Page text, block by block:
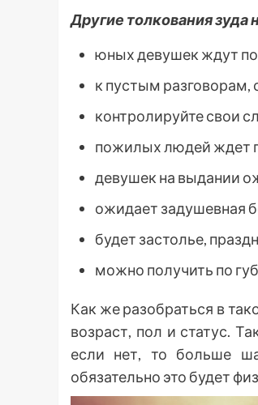
Другие толкования зуда
юных девушек ждут
к пустым разговорам,
контролируйте свои
пожилых людей ждет
девушек на выдании
ожидает задушевная
будет застолье,
можно получить по
Как же разобраться в
возраст, пол и статус.
если нет, то больше
обязательно это будет